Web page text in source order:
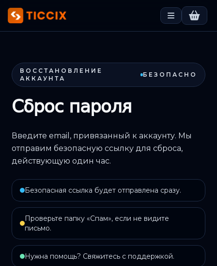
ВОССТАНОВЛЕНИЕ
АККАУНТА
БЕЗОПАСНО
Сброс пароля
Введите email, привязанный к аккаунту. Мы
отправим безопасную ссылку для сброса,
действующую один час.
Безопасная ссылка будет отправлена сразу.
Проверьте папку «Спам», если не видите
письмо.
Нужна помощь? Свяжитесь с поддержкой.